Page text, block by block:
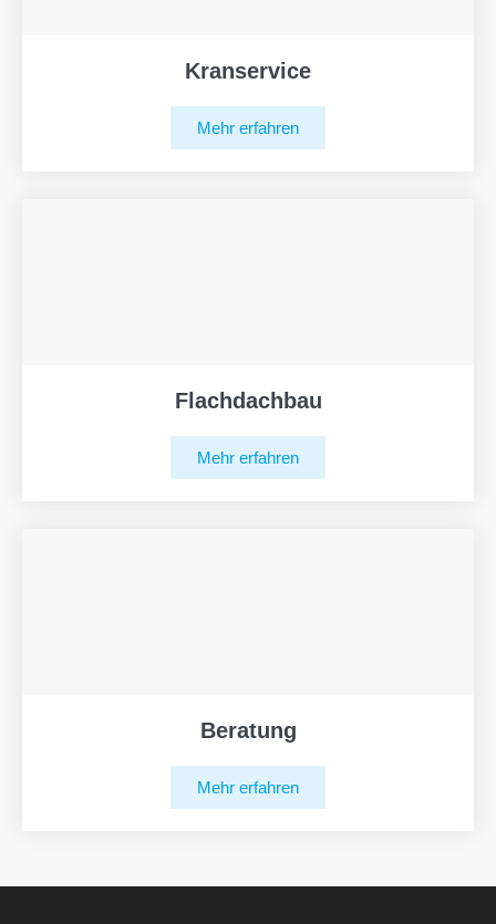
Kranservice
Mehr erfahren
Flachdachbau
Mehr erfahren
Beratung
Mehr erfahren